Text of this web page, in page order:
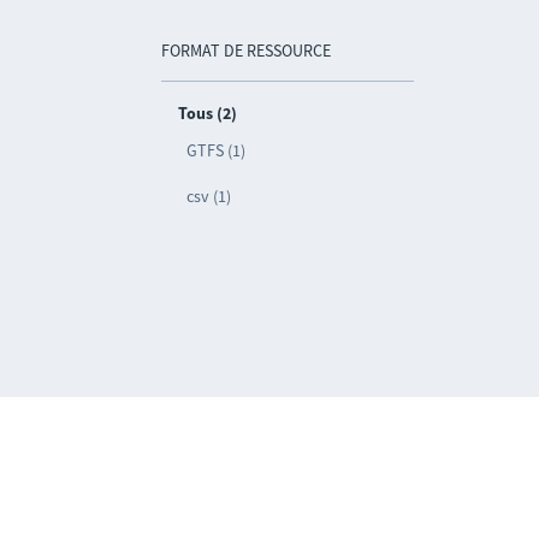
FORMAT DE RESSOURCE
Tous (2)
GTFS (1)
csv (1)